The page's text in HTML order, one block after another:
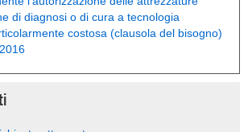
di diagnosi o di cura a tecnologia
costosa (clausola del bisogno)